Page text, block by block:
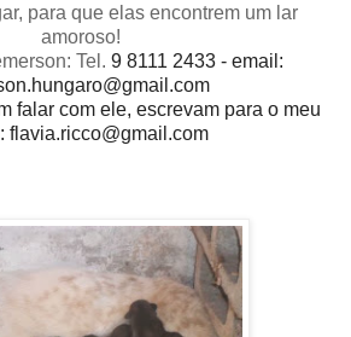
para que elas encontrem um lar
amoroso!
Tel. 9 8111 2433 - email:
falar com ele, escrevam para o meu
flavia.ricco@gmail.com